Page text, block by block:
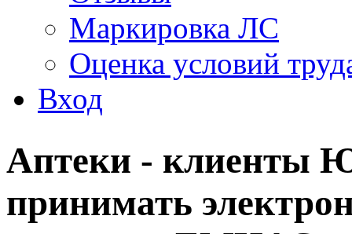
Маркировка ЛС
Оценка условий
Вход
Аптеки - клиенты
принимать